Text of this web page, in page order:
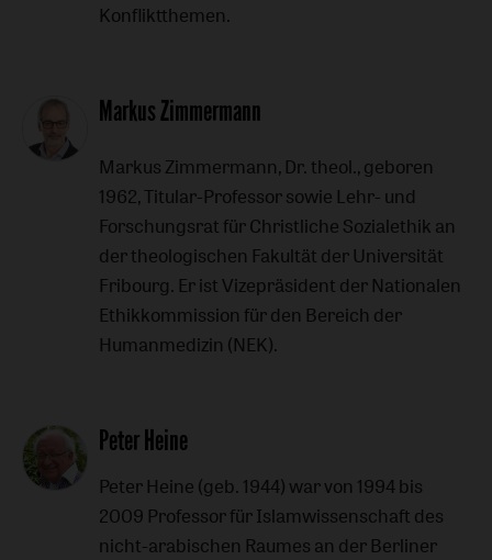
Konfliktthemen.
Markus Zimmermann
Markus Zimmermann, Dr. theol., geboren
1962, Titular-Professor sowie Lehr- und
Forschungsrat für Christliche Sozialethik an
der theologischen Fakultät der Universität
Fribourg. Er ist Vizepräsident der Nationalen
Ethikkommission für den Bereich der
Humanmedizin (NEK).
Peter Heine
Peter Heine (geb. 1944) war von 1994 bis
2009 Professor für Islamwissenschaft des
nicht-arabischen Raumes an der Berliner